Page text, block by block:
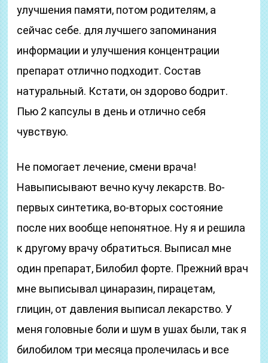
улучшения памяти, потом родителям, а
сейчас себе. для лучшего запоминания
информации и улучшения концентрации
препарат отлично подходит. Состав
натуральный. Кстати, он здорово бодрит.
Пью 2 капсулы в день и отлично себя
чувствую.
Не помогает лечение, смени врача!
Навыписывают вечно кучу лекарств. Во-
первых синтетика, во-вторых состояние
после них вообще непонятное. Ну я и решила
к другому врачу обратиться. Выписал мне
один препарат, Билобил форте. Прежний врач
мне выписывал цинаразин, пирацетам,
глицин, от давления выписал лекарство. У
меня головные боли и шум в ушах были, так я
билобилом три месяца пролечилась и все